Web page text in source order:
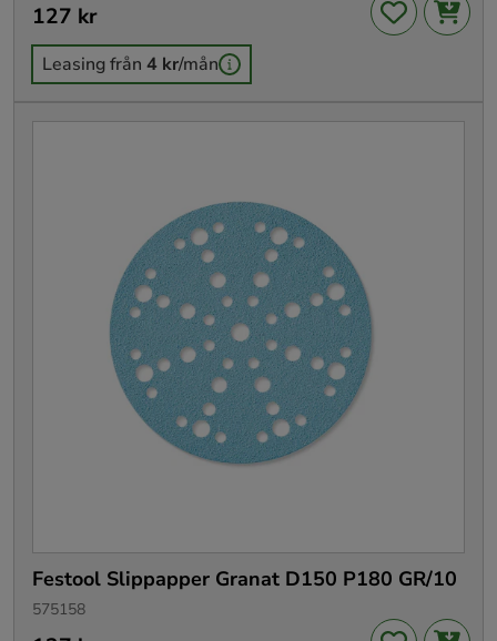
Pris: 127 kr
127 kr
Leasing från 4 kr/mån
Festool Slippapper Granat D150 P180 GR/10
575158